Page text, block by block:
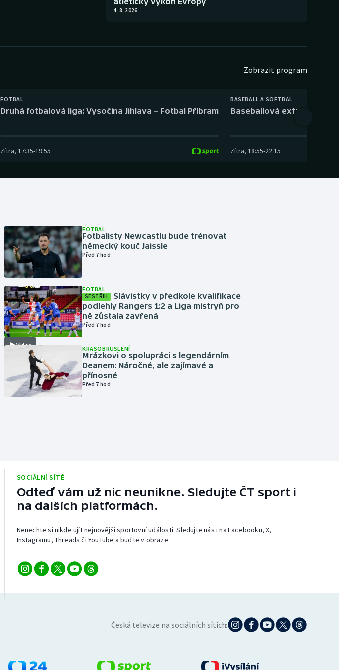
4. 8. 2026
Zobrazit program
FOTBAL
Druhá fotbalová liga: Vysočina Jihlava – Fotbal Příbram
Zítra, 17:35-19:55
BASEBALL A SOFTBAL
Baseballová extraliga:
Zítra, 18:55-22:15
FOTBAL
Fotbalisty Newcastlu bude trénovat
německý kouč Jaissle
Před 7 hod
Video
FOTBAL
SESTŘIH
Slávistky v předkole kvalifikace
podlehly Rangers 1:2 a Liga mistryň pro
ně zůstala zavřená
Před 7 hod
KRASOBRUSLENÍ
Mrázkovi o spolupráci s legendárním
Deanem: Náročné, ale zajímavé a
přínosné
Před 7 hod
SOCIÁLNÍ SÍTĚ
Odteď vám už nic neunikne. Sledujte ČT sport i
na dalších platformách.
Nenechte si nikde ujít nejnovější sportovní události. Sledujte nás i na Facebooku, X,
Instagramu, Threads či YouTube a buďte v obraze.
Česká televize na sociálních sítích: